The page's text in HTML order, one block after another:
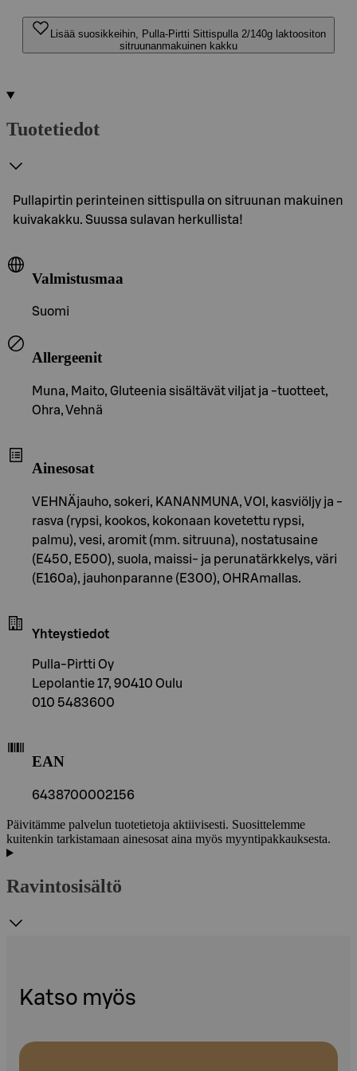
Lisää suosikkeihin, Pulla-Pirtti Sittispulla 2/140g laktoositon
sitruunanmakuinen kakku
Tuotetiedot
Pullapirtin perinteinen sittispulla on sitruunan makuinen
kuivakakku. Suussa sulavan herkullista!
Valmistusmaa
Suomi
Allergeenit
Muna, Maito, Gluteenia sisältävät viljat ja -tuotteet,
Ohra, Vehnä
Ainesosat
VEHNÄjauho, sokeri, KANANMUNA, VOI, kasviöljy ja -
rasva (rypsi, kookos, kokonaan kovetettu rypsi,
palmu), vesi, aromit (mm. sitruuna), nostatusaine
(E450, E500), suola, maissi- ja perunatärkkelys, väri
(E160a), jauhonparanne (E300), OHRAmallas.
Yhteystiedot
Pulla-Pirtti Oy
Lepolantie 17, 90410 Oulu
010 5483600
EAN
6438700002156
Päivitämme palvelun tuotetietoja aktiivisesti. Suosittelemme
kuitenkin tarkistamaan ainesosat aina myös myyntipakkauksesta.
Ravintosisältö
Katso myös